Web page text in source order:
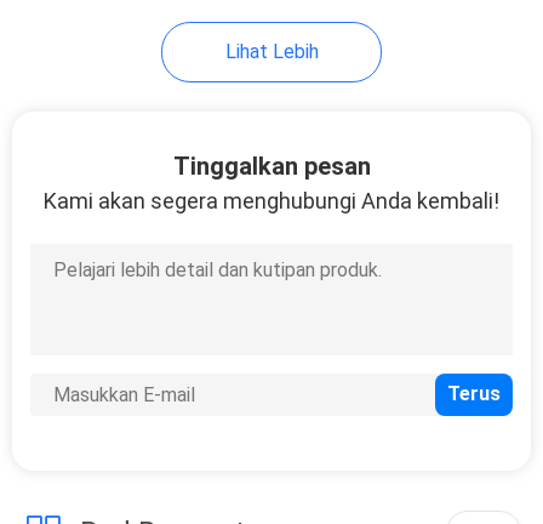
Sikat Pembersih
Pakaian
Lihat Lebih
Tinggalkan pesan
Kami akan segera menghubungi Anda kembali!